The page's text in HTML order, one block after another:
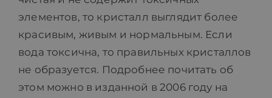
элементов, то кристалл выглядит более
красивым, живым и нормальным. Если
вода токсична, то правильных кристаллов
не образуется. Подробнее почитать об
этом можно в изданной в 2006 году на